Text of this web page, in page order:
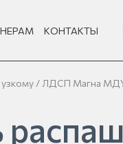
КОНТАКТЫ
узкому / ЛДСП Магна